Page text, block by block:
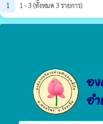
1 1 - 3 (ทั้งหมด 3 รายการ)
อ
อ